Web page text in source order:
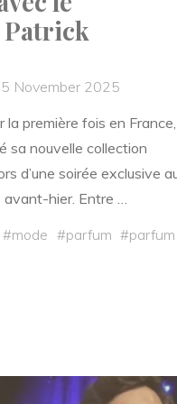
November 2025
la première fois en France,
sa nouvelle collection
d’une soirée exclusive
avant-hier. Entre …
#mode #parfum #parfum